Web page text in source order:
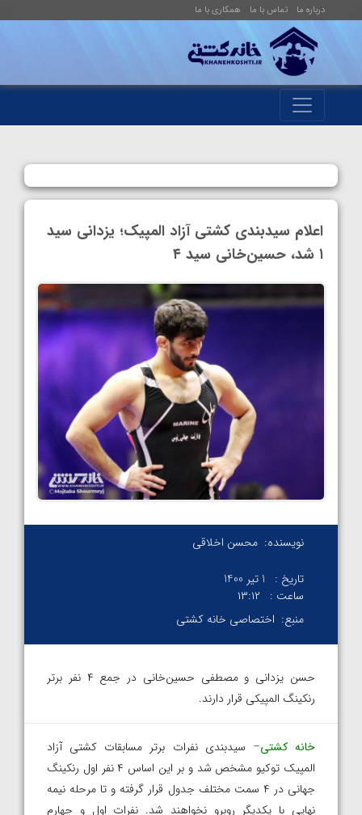
درباره ما تماس با ما همکاری با ما
اعلام سیدبندی کشتی آزاد المپیک؛ یزدانی سید
۱ شد، حسین‌خانی سید ۴
نویسنده: محسن اخلاقی
تاریخ :
1 تیر 1400
ساعت :
۱۳:۱۲
منبع: اختصاصی خانه کشتی
حسن یزدانی و مصطفی حسین‌خانی در جمع ۴ نفر برتر
رنکینگ المپیکی قرار دارند.
خانه کشتی– سیدبندی نفرات برتر مسابقات کشتی آزاد
المپیک توکیو مشخص شد و بر این اساس ۴ نفر اول رنکینگ
جهانی در ۴ سمت مختلف جدول قرار گرفته و تا مرحله نیمه
نهایی با یکدیگر روبرو نخواهند شد. نفرات اول و چهارم